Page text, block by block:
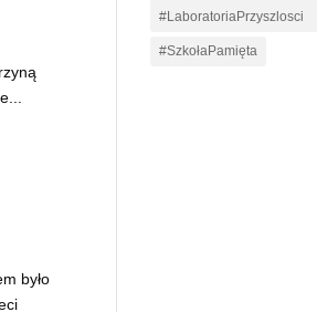
było
#LaboratoriaPrzyszlosci
#SzkołaPamięta